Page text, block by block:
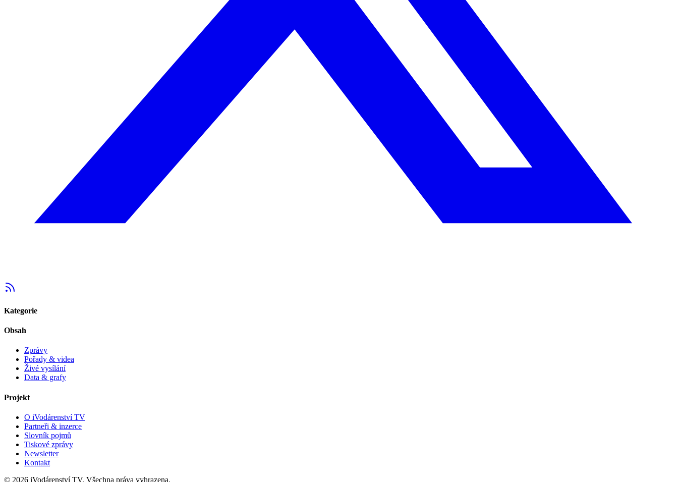
Kategorie
Obsah
Zprávy
Pořady & videa
Živé vysílání
Data & grafy
Projekt
O iVodárenství TV
Partneři & inzerce
Slovník pojmů
Tiskové zprávy
Newsletter
Kontakt
© 2026 iVodárenství TV. Všechna práva vyhrazena.